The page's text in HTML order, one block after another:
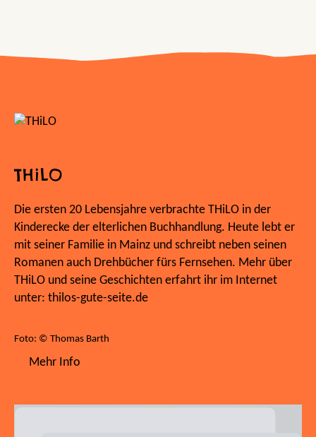
THiLO
Die ersten 20 Lebensjahre verbrachte THiLO in der
Kinderecke der elterlichen Buchhandlung. Heute lebt er
mit seiner Familie in Mainz und schreibt neben seinen
Romanen auch Drehbücher fürs Fernsehen. Mehr über
THiLO und seine Geschichten erfahrt ihr im Internet
unter: thilos-gute-seite.de
Foto: © Thomas Barth
Mehr Info